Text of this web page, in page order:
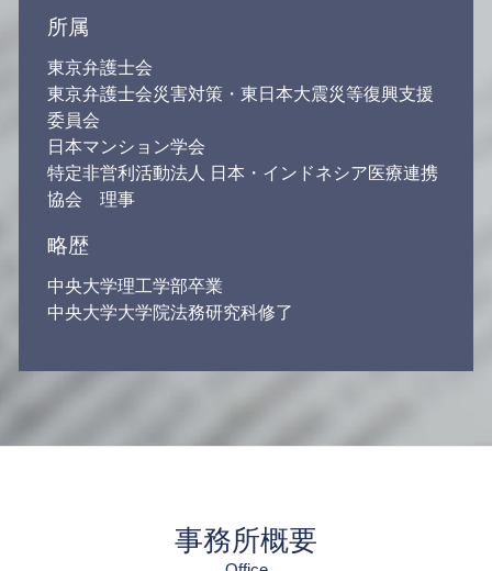
所属
東京弁護士会
東京弁護士会災害対策・東日本大震災等復興支援
委員会
日本マンション学会
特定非営利活動法人 日本・インドネシア医療連携
協会 理事
略歴
中央大学理工学部卒業
中央大学大学院法務研究科修了
事務所概要